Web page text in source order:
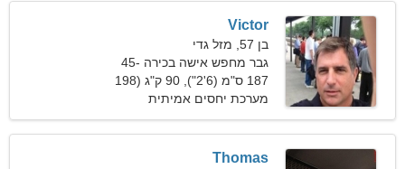
Victor
בן 57, מזל גדי
גבר מחפש אישה בכירה 45-
53
187 ס"מ (6'2"), 90 ק"ג (198
פאונד)
מערכת יחסים אמיתית
Thomas